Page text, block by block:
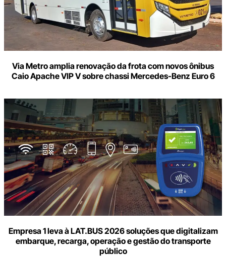
Via Metro amplia renovação da frota com novos ônibus
Caio Apache VIP V sobre chassi Mercedes-Benz Euro 6
Empresa 1 leva à LAT.BUS 2026 soluções que digitalizam
embarque, recarga, operação e gestão do transporte
público